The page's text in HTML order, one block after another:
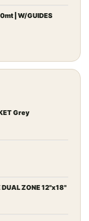
| W/GUIDES
Grey
DUAL ZONE 12"x18"